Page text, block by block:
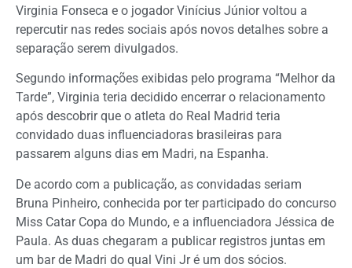
Virginia Fonseca e o jogadorVinícius Júniorvoltou a
repercutir nas redes sociais após novos detalhes sobre a
separação serem divulgados.
Segundo informações exibidas pelo programa “Melhor da
Tarde”, Virginia teria decidido encerrar o relacionamento
após descobrir que o atleta do Real Madrid teria
convidado duas influenciadoras brasileiras para
passarem alguns dias em Madri, na Espanha.
De acordo com a publicação, as convidadas seriam
Bruna Pinheiro, conhecida por ter participado do concurso
Miss Catar Copa do Mundo, e a influenciadora Jéssica de
Paula. As duas chegaram a publicar registros juntas em
um bar de Madri do qual Vini Jr é um dos sócios.